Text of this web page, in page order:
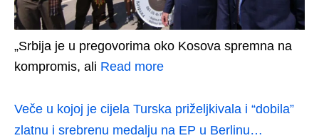
„Srbija je u pregovorima oko Kosova spremna na
kompromis, ali Read more
Veče u kojoj je cijela Turska priželjkivala i “dobila”
zlatnu i srebrenu medalju na EP u Berlinu…